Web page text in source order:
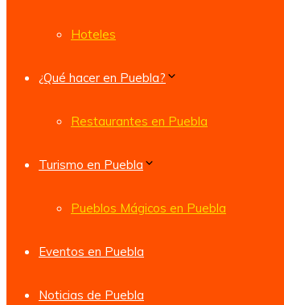
Hoteles
¿Qué hacer en Puebla?
Restaurantes en Puebla
Turismo en Puebla
Pueblos Mágicos en Puebla
Eventos en Puebla
Noticias de Puebla